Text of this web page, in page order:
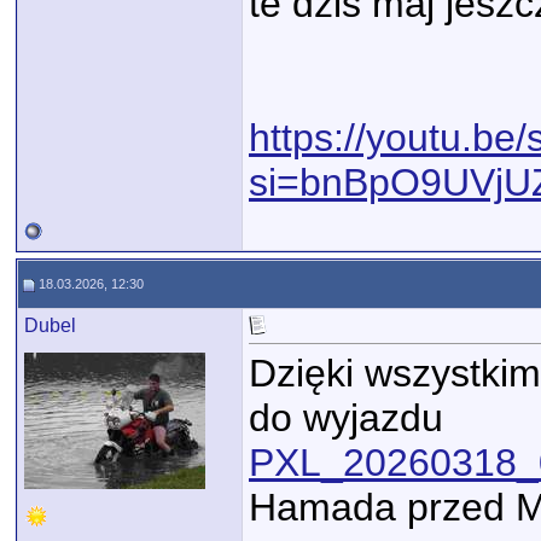
https://youtu.be/
18.03.2026, 12:30
Dubel
Dzięki
do wyjazdu
Hamada przed